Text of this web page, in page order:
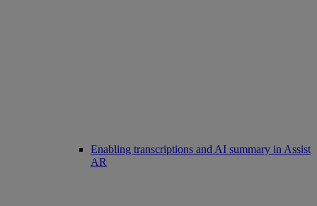
Enabling transcriptions and AI summary in Assist
AR